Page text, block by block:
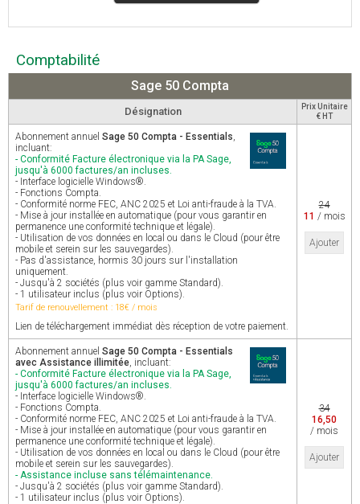
Comptabilité
Sage 50 Compta
Désignation
Prix Unitaire
€ HT
Abonnement annuel Sage 50 Compta - Essentials,
incluant:
- Conformité Facture électronique via la PA Sage,
jusqu'à 6000 factures/an incluses.
- Interface logicielle Windows®.
- Fonctions Compta.
- Conformité norme FEC, ANC 2025 et Loi anti-fraude à la TVA.
- Mise à jour installée en automatique (pour vous garantir en
permanence une conformité technique et légale).
- Utilisation de vos données en local ou dans le Cloud (pour être
mobile et serein sur les sauvegardes).
- Pas d'assistance, hormis 30 jours sur l'installation
uniquement.
- Jusqu'à 2 sociétés (plus voir gamme Standard).
- 1 utilisateur inclus (plus voir Options).
Tarif de renouvellement : 18€ / mois
Lien de téléchargement immédiat dès réception de votre paiement.
24
11 / mois
Ajouter
Abonnement annuel Sage 50 Compta - Essentials
avec Assistance illimitée, incluant:
- Conformité Facture électronique via la PA Sage,
jusqu'à 6000 factures/an incluses.
- Interface logicielle Windows®.
- Fonctions Compta.
- Conformité norme FEC, ANC 2025 et Loi anti-fraude à la TVA.
- Mise à jour installée en automatique (pour vous garantir en
permanence une conformité technique et légale).
- Utilisation de vos données en local ou dans le Cloud (pour être
mobile et serein sur les sauvegardes).
- Assistance incluse sans télémaintenance.
- Jusqu'à 2 sociétés (plus voir gamme Standard).
- 1 utilisateur inclus (plus voir Options).
34
16,50
/ mois
Ajouter